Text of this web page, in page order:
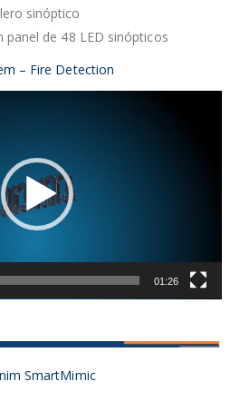
sinóptico
panel de 48 LED sinópticos
– Fire Detection
01:26
SmartMimic